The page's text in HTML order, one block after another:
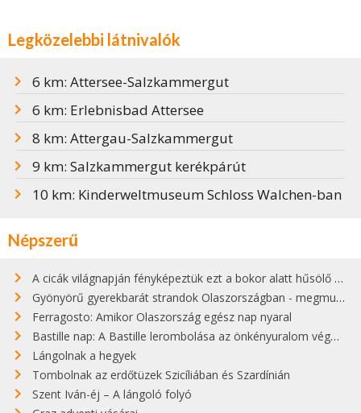
Legközelebbi látnivalók
6 km: Attersee-Salzkammergut
6 km: Erlebnisbad Attersee
8 km: Attergau-Salzkammergut
9 km: Salzkammergut kerékpárút
10 km: Kinderweltmuseum Schloss Walchen-ban
Népszerű
A cicák világnapján fényképeztük ezt a bokor alatt hűsölő cicát Kisorosziban
Gyönyörű gyerekbarát strandok Olaszországban - megmutatjuk a 15 legjobbat
Ferragosto: Amikor Olaszország egész nap nyaral
Bastille nap: A Bastille lerombolása az önkényuralom végét jelentette
Lángolnak a hegyek
Tombolnak az erdőtüzek Szicíliában és Szardínián
Szent Iván-éj – A lángoló folyó